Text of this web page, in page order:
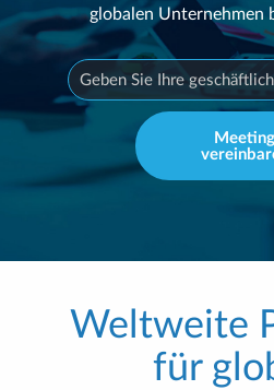
globalen Unternehmen
Meeting
Weltweite
für